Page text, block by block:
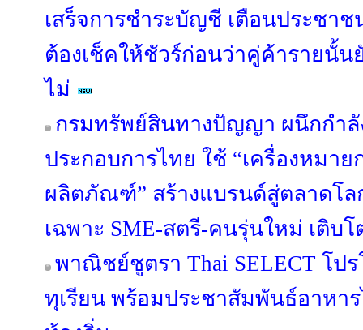
เสร็จการชำระบัญชี เตือนประชา
ต้องเช็คให้ชัวร์ก่อนว่าคู่ค้ารายนั้น
ไม่
กรมทรัพย์สินทางปัญญา ผนึกกำลั
ประกอบการไทย ใช้ “เครื่องหมา
ผลิตภัณฑ์” สร้างแบรนด์สู่ตลาดโ
เฉพาะ SME-สตรี-คนรุ่นใหม่ เติบ
พาณิชย์ชูตรา Thai SELECT โป
ทุเรียน พร้อมประชาสัมพันธ์อาหา